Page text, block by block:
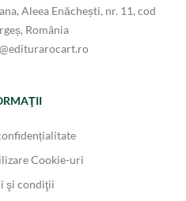
Aleea Enăchești, nr. 11, cod
România
Cookie-uri
şi condiţii